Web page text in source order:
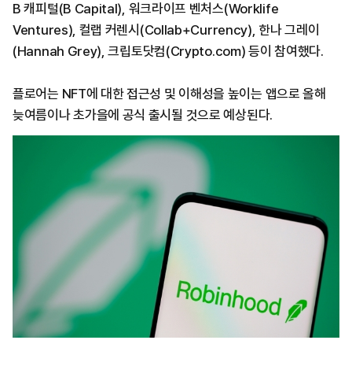
B 캐피털(B Capital), 워크라이프 벤처스(Worklife
Ventures), 컬랩 커렌시(Collab+Currency), 한나 그레이
(Hannah Grey), 크립토닷컴(Crypto.com) 등이 참여했다.
플로어는 NFT에 대한 접근성 및 이해성을 높이는 앱으로 올해
늦여름이나 초가을에 공식 출시될 것으로 예상된다.